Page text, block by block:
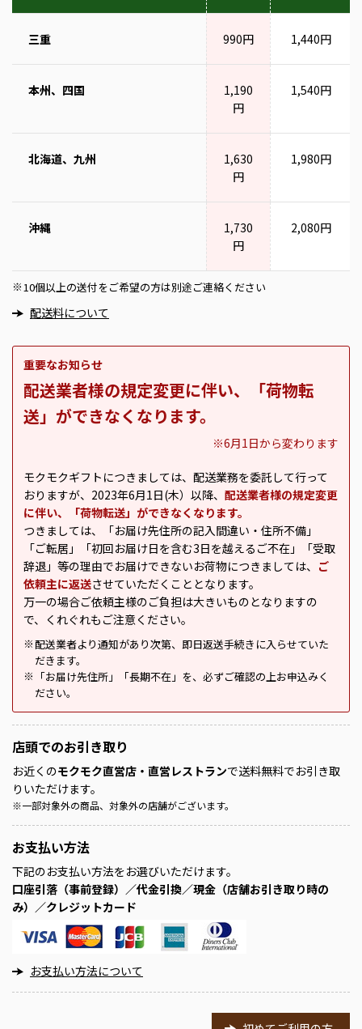
三重 990円 1,440円
本州、四国
1,190
円
1,540円
北海道、九州
1,630
円
1,980円
沖縄
1,730
円
2,080円
※ 10個以上の送付をご希望の方は別途ご連絡ください
配送料について
重要なお知らせ
配送業者様の規定変更に伴い、「荷物転
送」ができなくなります。
※6月1日から変わります
モクモクギフトにつきましては、配送業務を委託して行って
おりますが、2023年6月1日(木）以降、 配送業者様の規定変更
に伴い、「荷物転送」ができなくなります。
つきましては、「お届け先住所の記入間違い・住所不備」
「ご転居」「初回お届け日を含む3日を越えるご不在」「受取
辞退」等の理由でお届けできないお荷物につきましては、 ご
依頼主に返送させていただくこととなります。
万一の場合ご依頼主様のご負担は大きいものとなりますの
で、くれぐれもご注意ください。
※ 配送業者より通知があり次第、即日返送手続きに入らせていた
だきます。
※
「お届け先住所」「長期不在」を、必ずご確認の上お申込みく
ださい。
店頭でのお引き取り
お近くのモクモク直営店・直営レストランで送料無料でお引き取
りいただけます。
※一部対象外の商品、対象外の店舗がございます。
お支払い方法
下記のお支払い方法をお選びいただけます。
口座引落（事前登録）／代金引換／現金（店舗お引き取り時の
み）／クレジットカード
お支払い方法について